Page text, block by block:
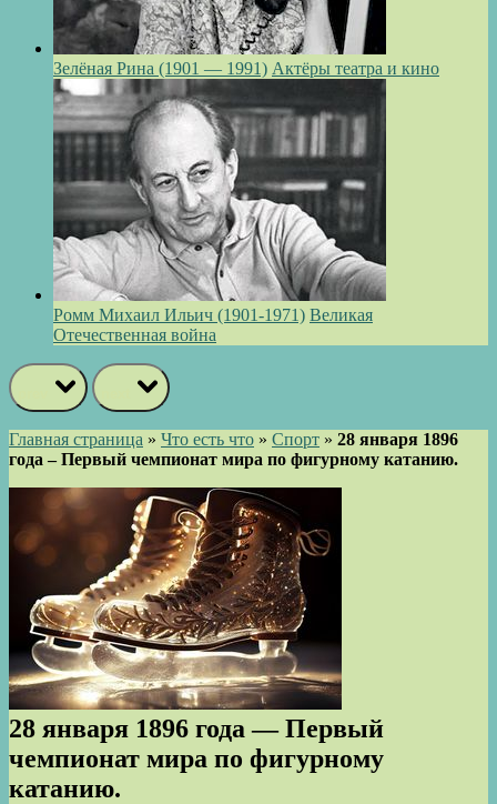
Зелёная Рина (1901 — 1991) Актёры театра и кино
Ромм Михаил Ильич (1901-1971) Великая
Отечественная война
Главная страница » Что есть что » Спорт » 28 января 1896
года – Первый чемпионат мира по фигурному катанию.
28 января 1896 года — Первый
чемпионат мира по фигурному
катанию.